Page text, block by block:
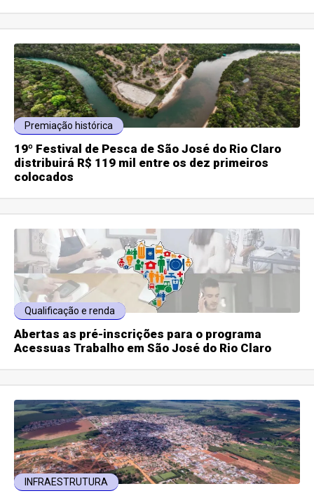
Premiação histórica
19º Festival de Pesca de São José do Rio Claro
distribuirá R$ 119 mil entre os dez primeiros
colocados
Qualificação e renda
Abertas as pré-inscrições para o programa
Acessuas Trabalho em São José do Rio Claro
INFRAESTRUTURA